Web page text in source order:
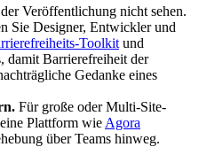
Veröffentlichung nicht sehen.
Sie Designer, Entwickler und
Toolkit und
damit Barrierefreiheit der
Gedanke eines
Für große oder Multi-Site-
Plattform wie Agora
über Teams hinweg.